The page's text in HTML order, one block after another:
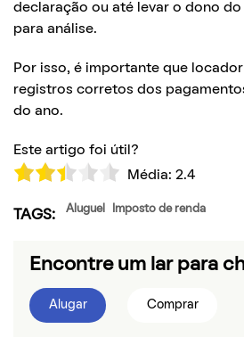
declaração ou até levar o dono do
para análise.
Por isso, é importante que
registros corretos dos
do ano.
Este artigo foi útil?
Média: 2.4
TAGS: Aluguel Imposto de renda
Encontre um lar para
Alugar Comprar